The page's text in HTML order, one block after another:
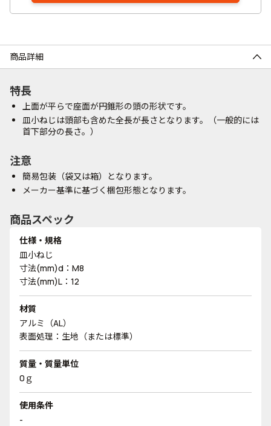
商品詳細
特長
上面が平らで座面が円錐形の頭の形状です。
皿小ねじは頭部も含めた全長が長さとなります。（一般的には
首下部分の長さ。）
注意
簡易包装（袋又は箱）となります。
メーカー基準に基づく梱包形態となります。
商品スペック
仕様・規格
皿小ねじ
寸法(mm)d：M8
寸法(mm)L：12
材質
アルミ（AL）
表面処理：生地（または標準）
質量・質量単位
0ｇ
使用条件
-